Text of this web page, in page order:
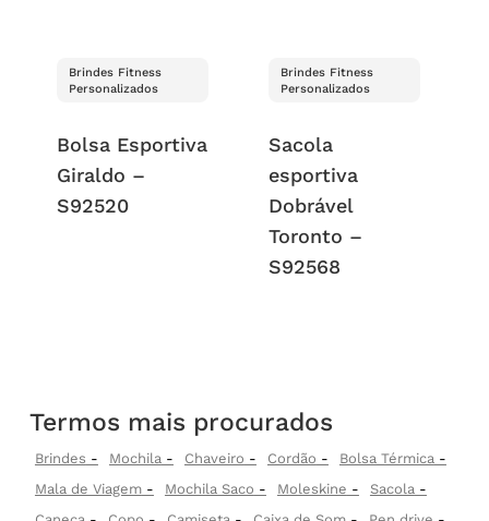
Brindes Fitness
Personalizados
Bolsa Esportiva
Giraldo –
S92520
Brindes Fitness
Personalizados
Sacola
esportiva
Dobrável
Toronto –
S92568
Termos mais procurados
Brindes Mochila Chaveiro Cordão
Bolsa Térmica
Mala de Viagem
Mochila Saco Moleskine
Sacola